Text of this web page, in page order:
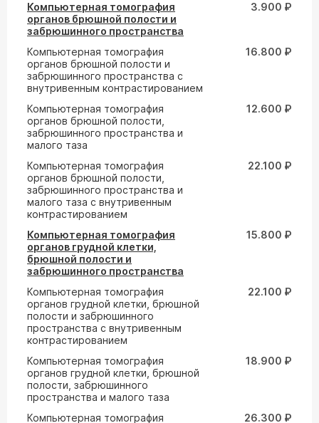
Компьютерная томография
органов брюшной полости и
забрюшинного пространства
3.900 ₽
Компьютерная томография
органов брюшной полости и
забрюшинного пространства с
внутривенным контрастированием
16.800 ₽
Компьютерная томография
органов брюшной полости,
забрюшинного пространства и
малого таза
12.600 ₽
Компьютерная томография
органов брюшной полости,
забрюшинного пространства и
малого таза с внутривенным
контрастированием
22.100 ₽
Компьютерная томография
органов грудной клетки,
брюшной полости и
забрюшинного пространства
15.800 ₽
Компьютерная томография
органов грудной клетки, брюшной
полости и забрюшинного
пространства с внутривенным
контрастированием
22.100 ₽
Компьютерная томография
органов грудной клетки, брюшной
полости, забрюшинного
пространства и малого таза
18.900 ₽
Компьютерная томография
26.300 ₽